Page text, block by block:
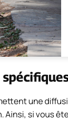
une
Ainsi, si vous